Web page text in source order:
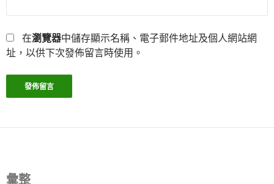
在瀏覽器中儲存顯示名稱、電子郵件地址及個人網站網
址，以供下次發佈留言時使用。
彙整